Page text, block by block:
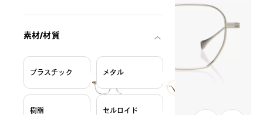
素材/材質
プラスチック メタル
樹脂 セルロイド